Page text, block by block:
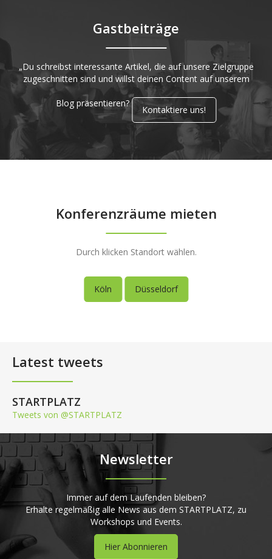
Gastbeiträge
„Du schreibst interessante Artikel, die auf unsere Zielgruppe
zugeschnitten sind und willst deinen Content auf unserem
Blog präsentieren?
Kontaktiere uns!
Konferenzräume mieten
Durch klicken Standort wählen.
Köln Düsseldorf
Latest tweets
STARTPLATZ
Tweets von @STARTPLATZ
Newsletter
Immer auf dem Laufenden bleiben?
Erhalte regelmäßig alle News aus dem STARTPLATZ, zu
Workshops und Events.
Hier Abonnieren